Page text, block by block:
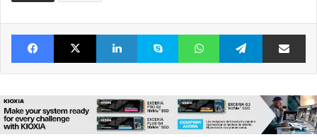
FacebookX LinkedIn Skype WhatsAppTelegram